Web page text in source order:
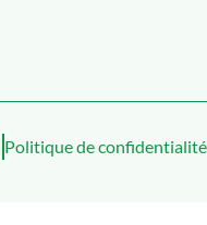
Politique de confidentialité